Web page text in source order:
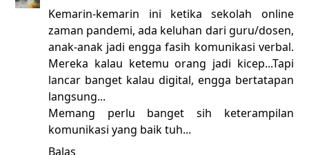
Kemarin-kemarin ini ketika sekolah online
zaman pandemi, ada keluhan dari guru/dosen,
anak-anak jadi engga fasih komunikasi verbal.
Mereka kalau ketemu orang jadi kicep...Tapi
lancar banget kalau digital, engga bertatapan
langsung...
Memang perlu banget sih keterampilan
komunikasi yang baik tuh...
Balas